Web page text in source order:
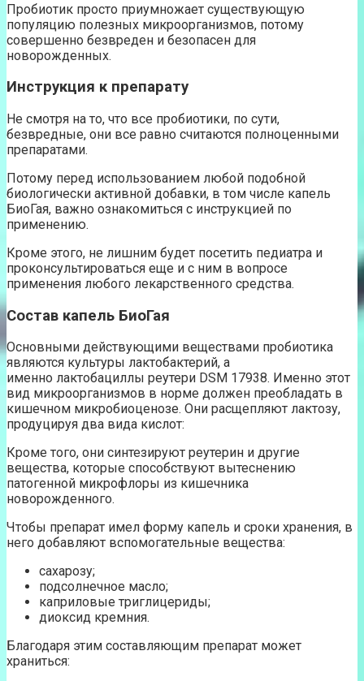
Пробиотик просто приумножает существующую
популяцию полезных микроорганизмов, потому
совершенно безвреден и безопасен для
новорожденных.
Инструкция к препарату
Не смотря на то, что все пробиотики, по сути,
безвредные, они все равно считаются полноценными
препаратами.
Потому перед использованием любой подобной
биологически активной добавки, в том числе капель
БиоГая, важно ознакомиться с инструкцией по
применению.
Кроме этого, не лишним будет посетить педиатра и
проконсультироваться еще и с ним в вопросе
применения любого лекарственного средства.
Состав капель БиоГая
Основными действующими веществами пробиотика
являются культуры лактобактерий, а
именно лактобациллы реутери DSM 17938. Именно этот
вид микроорганизмов в норме должен преобладать в
кишечном микробиоценозе. Они расщепляют лактозу,
продуцируя два вида кислот:
Кроме того, они синтезируют реутерин и другие
вещества, которые способствуют вытеснению
патогенной микрофлоры из кишечника
новорожденного.
Чтобы препарат имел форму капель и сроки хранения, в
него добавляют вспомогательные вещества:
сахарозу;
подсолнечное масло;
каприловые триглицериды;
диоксид кремния.
Благодаря этим составляющим препарат может
храниться: